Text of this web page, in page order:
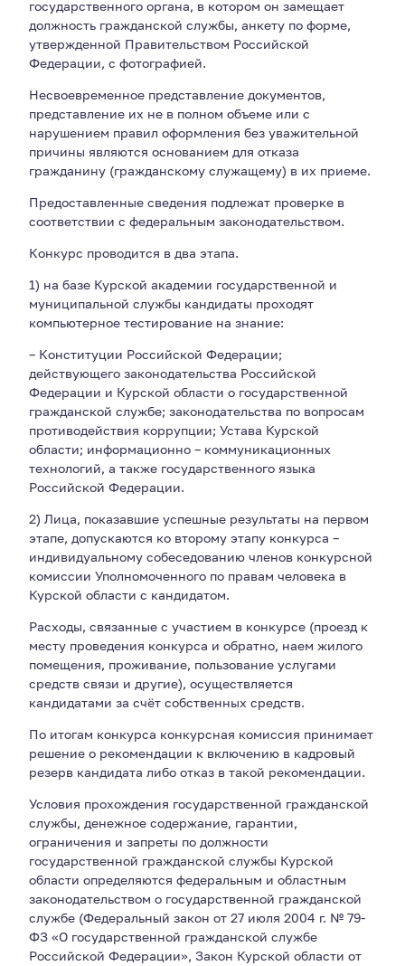
государственного органа, в котором он замещает
должность гражданской службы, анкету по форме,
утвержденной Правительством Российской
Федерации, с фотографией.
Несвоевременное представление документов,
представление их не в полном объеме или с
нарушением правил оформления без уважительной
причины являются основанием для отказа
гражданину (гражданскому служащему) в их приеме.
Предоставленные сведения подлежат проверке в
соответствии с федеральным законодательством.
Конкурс проводится в два этапа.
1) на базе Курской академии государственной и
муниципальной службы кандидаты проходят
компьютерное тестирование на знание:
– Конституции Российской Федерации;
действующего законодательства Российской
Федерации и Курской области о государственной
гражданской службе; законодательства по вопросам
противодействия коррупции; Устава Курской
области; информационно – коммуникационных
технологий, а также государственного языка
Российской Федерации.
2) Лица, показавшие успешные результаты на первом
этапе, допускаются ко второму этапу конкурса –
индивидуальному собеседованию членов конкурсной
комиссии Уполномоченного по правам человека в
Курской области с кандидатом.
Расходы, связанные с участием в конкурсе (проезд к
месту проведения конкурса и обратно, наем жилого
помещения, проживание, пользование услугами
средств связи и другие), осуществляется
кандидатами за счёт собственных средств.
По итогам конкурса конкурсная комиссия принимает
решение о рекомендации к включению в кадровый
резерв кандидата либо отказ в такой рекомендации.
Условия прохождения государственной гражданской
службы, денежное содержание, гарантии,
ограничения и запреты по должности
государственной гражданской службы Курской
области определяются федеральным и областным
законодательством о государственной гражданской
службе (Федеральный закон от 27 июля 2004 г. № 79-
ФЗ «О государственной гражданской службе
Российской Федерации», Закон Курской области от